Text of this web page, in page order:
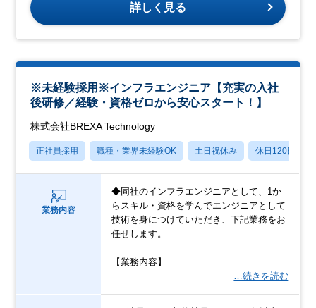
詳しく見る
※未経験採用※インフラエンジニア【充実の入社
後研修／経験・資格ゼロから安心スタート！】
株式会社BREXA Technology
正社員採用 職種・業界未経験OK 土日祝休み 休日120日以上
業務内容
◆同社のインフラエンジニアとして、1か
らスキル・資格を学んでエンジニアとして
技術を身につけていただき、下記業務をお
任せします。
【業務内容】
…続きを読む